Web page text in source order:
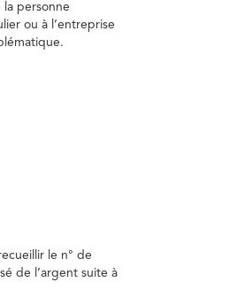
la personne
ou à l’entreprise
le n° de
de l’argent suite à